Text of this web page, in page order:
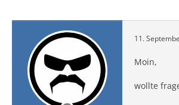
11.
Moin,
wollte